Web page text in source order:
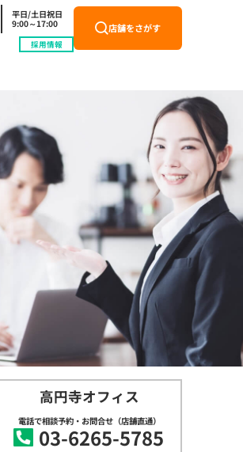
平日/土日祝日
9:00～17:00
採用情報
店舗をさがす
高円寺オフィス
電話で相談予約・お問合せ（店舗直通）
03-6265-5785